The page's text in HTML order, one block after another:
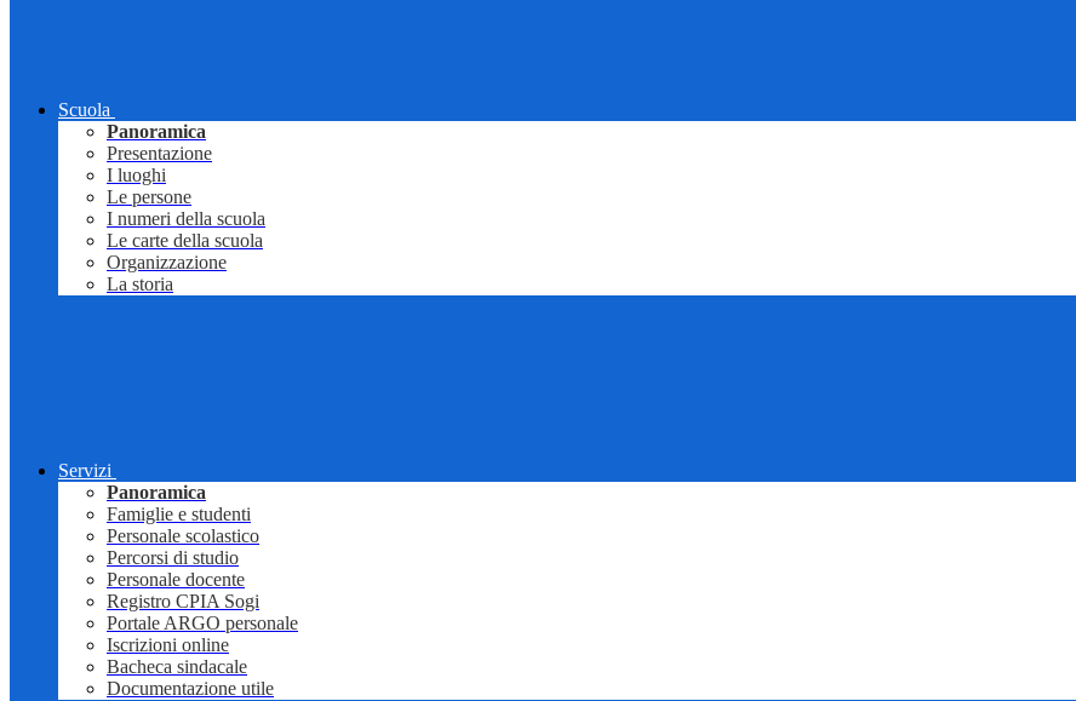
Scuola
Panoramica
Presentazione
I luoghi
Le persone
I numeri della scuola
Le carte della scuola
Organizzazione
La storia
Servizi
Panoramica
Famiglie e studenti
Personale scolastico
Percorsi di studio
Personale docente
Registro CPIA Sogi
Portale ARGO personale
Iscrizioni online
Bacheca sindacale
Documentazione utile